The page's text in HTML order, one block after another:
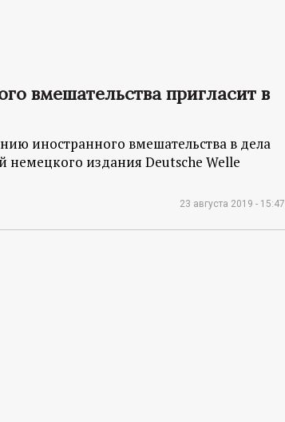
вмешательства пригласит в
иностранного вмешательства в дела
немецкого издания Deutsche Welle
23 августа 2019 - 15:47